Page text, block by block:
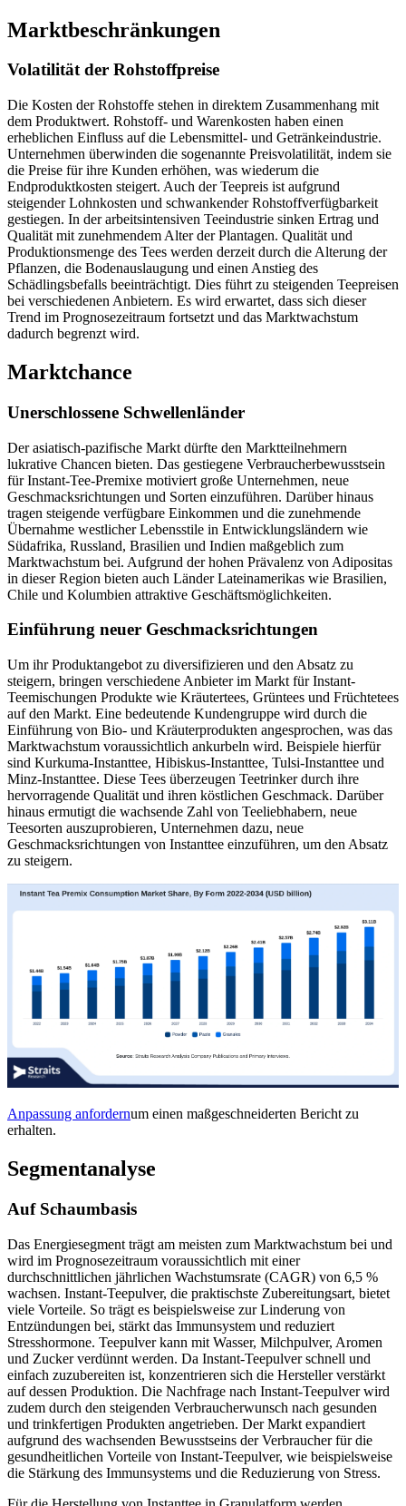
Marktbeschränkungen
Volatilität der Rohstoffpreise
Die Kosten der Rohstoffe stehen in direktem Zusammenhang mit
dem Produktwert. Rohstoff- und Warenkosten haben einen
erheblichen Einfluss auf die Lebensmittel- und Getränkeindustrie.
Unternehmen überwinden die sogenannte Preisvolatilität, indem sie
die Preise für ihre Kunden erhöhen, was wiederum die
Endproduktkosten steigert. Auch der Teepreis ist aufgrund
steigender Lohnkosten und schwankender Rohstoffverfügbarkeit
gestiegen. In der arbeitsintensiven Teeindustrie sinken Ertrag und
Qualität mit zunehmendem Alter der Plantagen. Qualität und
Produktionsmenge des Tees werden derzeit durch die Alterung der
Pflanzen, die Bodenauslaugung und einen Anstieg des
Schädlingsbefalls beeinträchtigt. Dies führt zu steigenden Teepreisen
bei verschiedenen Anbietern. Es wird erwartet, dass sich dieser
Trend im Prognosezeitraum fortsetzt und das Marktwachstum
dadurch begrenzt wird.
Marktchance
Unerschlossene Schwellenländer
Der asiatisch-pazifische Markt dürfte den Marktteilnehmern
lukrative Chancen bieten. Das gestiegene Verbraucherbewusstsein
für Instant-Tee-Premixe motiviert große Unternehmen, neue
Geschmacksrichtungen und Sorten einzuführen. Darüber hinaus
tragen steigende verfügbare Einkommen und die zunehmende
Übernahme westlicher Lebensstile in Entwicklungsländern wie
Südafrika, Russland, Brasilien und Indien maßgeblich zum
Marktwachstum bei. Aufgrund der hohen Prävalenz von Adipositas
in dieser Region bieten auch Länder Lateinamerikas wie Brasilien,
Chile und Kolumbien attraktive Geschäftsmöglichkeiten.
Einführung neuer Geschmacksrichtungen
Um ihr Produktangebot zu diversifizieren und den Absatz zu
steigern, bringen verschiedene Anbieter im Markt für Instant-
Teemischungen Produkte wie Kräutertees, Grüntees und Früchtetees
auf den Markt. Eine bedeutende Kundengruppe wird durch die
Einführung von Bio- und Kräuterprodukten angesprochen, was das
Marktwachstum voraussichtlich ankurbeln wird. Beispiele hierfür
sind Kurkuma-Instanttee, Hibiskus-Instanttee, Tulsi-Instanttee und
Minz-Instanttee. Diese Tees überzeugen Teetrinker durch ihre
hervorragende Qualität und ihren köstlichen Geschmack. Darüber
hinaus ermutigt die wachsende Zahl von Teeliebhabern, neue
Teesorten auszuprobieren, Unternehmen dazu, neue
Geschmacksrichtungen von Instanttee einzuführen, um den Absatz
zu steigern.
Anpassung anfordernum einen maßgeschneiderten Bericht zu
erhalten.
Segmentanalyse
Auf Schaumbasis
Das Energiesegment trägt am meisten zum Marktwachstum bei und
wird im Prognosezeitraum voraussichtlich mit einer
durchschnittlichen jährlichen Wachstumsrate (CAGR) von 6,5 %
wachsen. Instant-Teepulver, die praktischste Zubereitungsart, bietet
viele Vorteile. So trägt es beispielsweise zur Linderung von
Entzündungen bei, stärkt das Immunsystem und reduziert
Stresshormone. Teepulver kann mit Wasser, Milchpulver, Aromen
und Zucker verdünnt werden. Da Instant-Teepulver schnell und
einfach zuzubereiten ist, konzentrieren sich die Hersteller verstärkt
auf dessen Produktion. Die Nachfrage nach Instant-Teepulver wird
zudem durch den steigenden Verbraucherwunsch nach gesunden
und trinkfertigen Produkten angetrieben. Der Markt expandiert
aufgrund des wachsenden Bewusstseins der Verbraucher für die
gesundheitlichen Vorteile von Instant-Teepulver, wie beispielsweise
die Stärkung des Immunsystems und die Reduzierung von Stress.